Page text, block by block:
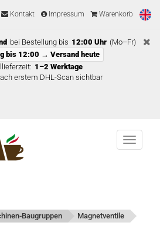
Kontakt Impressum Warenkorb
bei Bestellung bis 12:00 Uhr (Mo–Fr)
bis 12:00 → Versand heute
1–2 Werktage
erstem DHL-Scan sichtbar
Menu
Baugruppen
Magnetventile